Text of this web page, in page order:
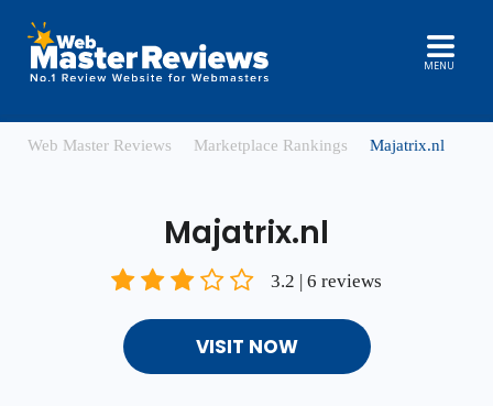
MENU
Web Master Reviews Marketplace Rankings Majatrix.nl
Majatrix.nl
3.2 | 6 reviews
VISIT NOW